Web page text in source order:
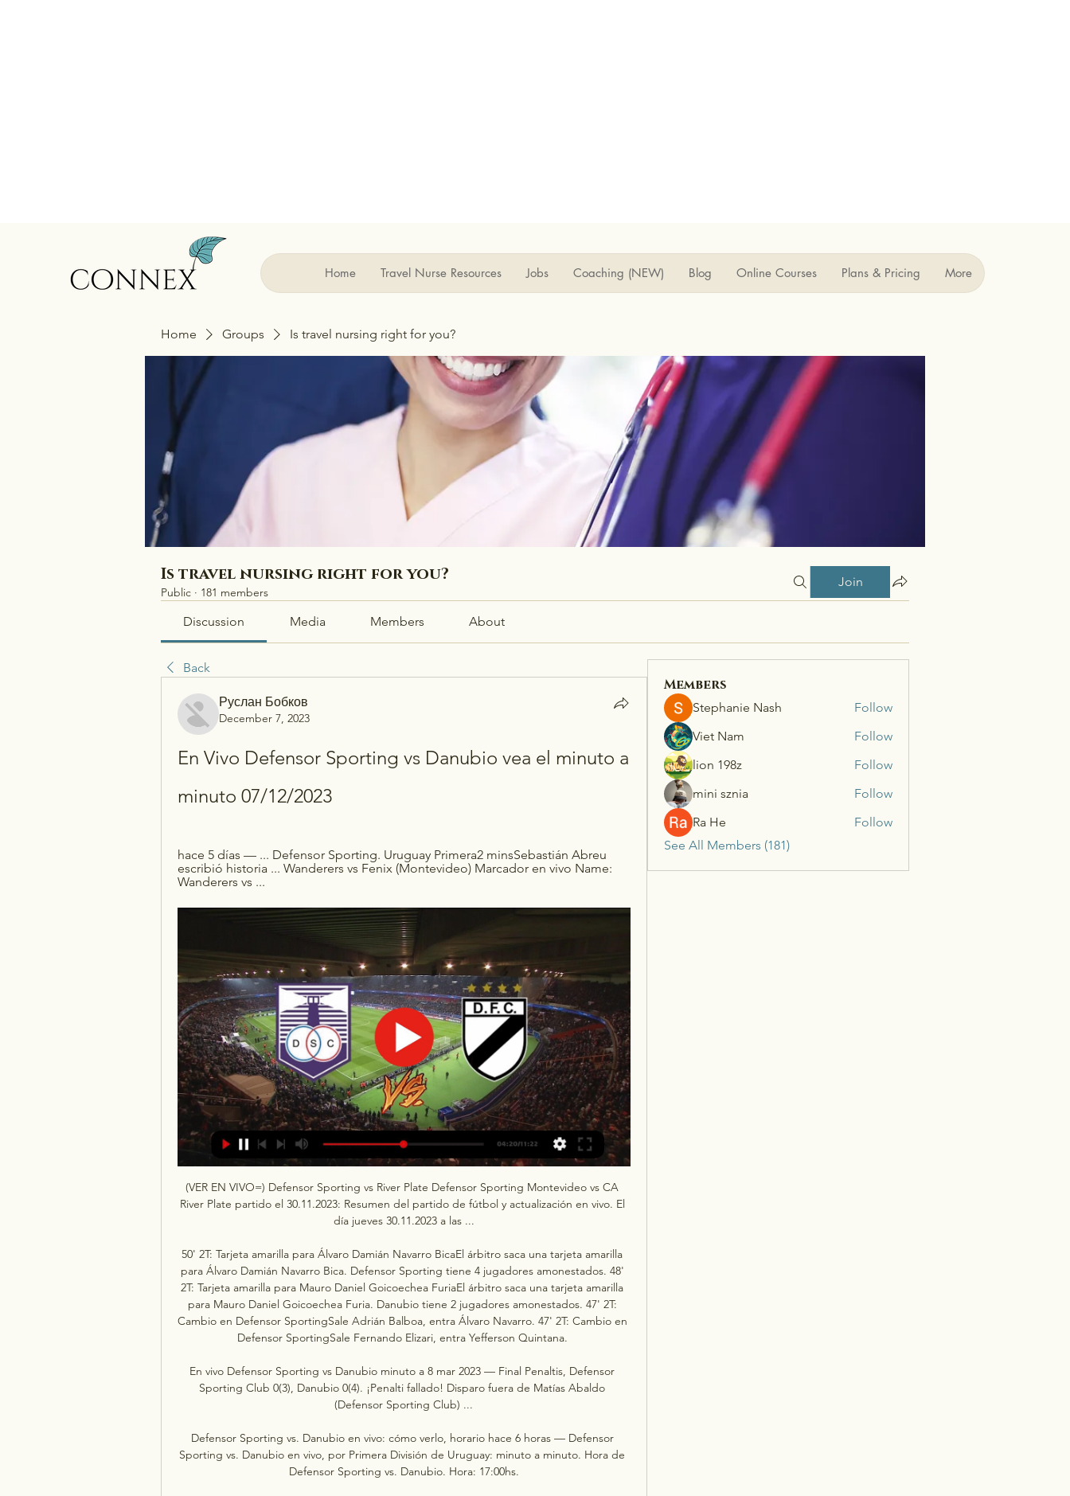
Home Travel Nurse Resources Jobs Coaching (NEW) Blog Online Courses Plans & Pricing More
Home Groups Is travel nursing right for you?
Is travel nursing right for you?
Public · 181 members
Join
Discussion Media Members About
Back
Руслан Бобков
December 7, 2023
En Vivo Defensor Sporting vs Danubio vea el minuto a
minuto 07/12/2023
hace 5 días — ... Defensor Sporting. Uruguay Primera2 minsSebastián Abreu
escribió historia ... Wanderers vs Fenix (Montevideo) Marcador en vivo Name:
Wanderers vs ...
(VER EN VIVO=) Defensor Sporting vs River Plate Defensor Sporting Montevideo vs CA
River Plate partido el 30.11.2023: Resumen del partido de fútbol y actualización en vivo. El
día jueves 30.11.2023 a las ...
50' 2T: Tarjeta amarilla para Álvaro Damián Navarro BicaEl árbitro saca una tarjeta amarilla
para Álvaro Damián Navarro Bica. Defensor Sporting tiene 4 jugadores amonestados. 48'
2T: Tarjeta amarilla para Mauro Daniel Goicoechea FuriaEl árbitro saca una tarjeta amarilla
para Mauro Daniel Goicoechea Furia. Danubio tiene 2 jugadores amonestados. 47' 2T:
Cambio en Defensor SportingSale Adrián Balboa, entra Álvaro Navarro. 47' 2T: Cambio en
Defensor SportingSale Fernando Elizari, entra Yefferson Quintana.
En vivo Defensor Sporting vs Danubio minuto a 8 mar 2023 — Final Penaltis, Defensor
Sporting Club 0(3), Danubio 0(4). ¡Penalti fallado! Disparo fuera de Matías Abaldo
(Defensor Sporting Club) ...
Defensor Sporting vs. Danubio en vivo: cómo verlo, horario hace 6 horas — Defensor
Sporting vs. Danubio en vivo, por Primera División de Uruguay: minuto a minuto. Hora de
Defensor Sporting vs. Danubio. Hora: 17:00hs.
Members
Stephanie Nash
Follow
Viet Nam
Follow
lion 198z
Follow
mini sznia
Follow
Ra He
Follow
See All Members (181)